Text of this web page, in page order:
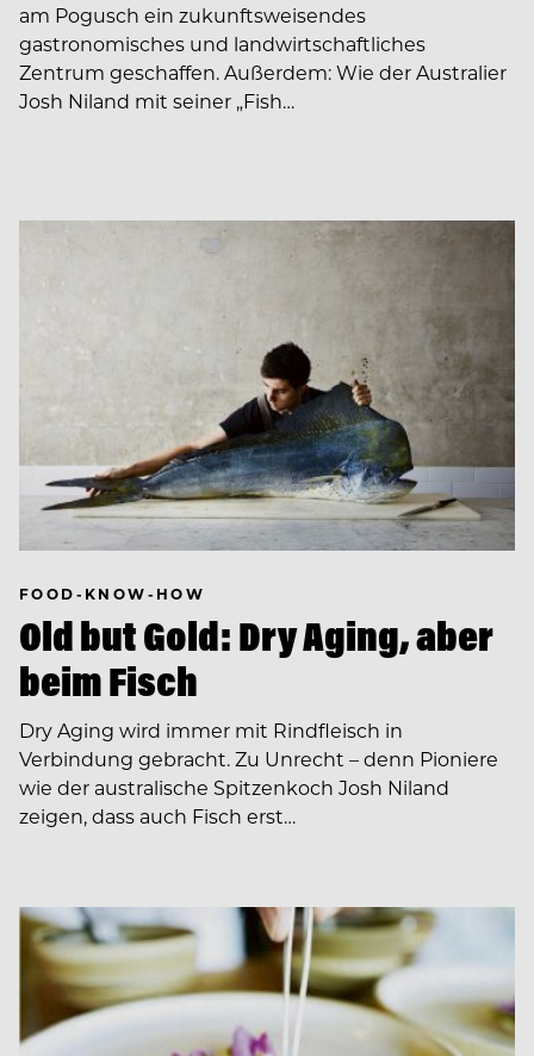
am Pogusch ein zukunftsweisendes
gastronomisches und landwirtschaftliches
Zentrum geschaffen. Außerdem: Wie der Australier
Josh Niland mit seiner „Fish…
FOOD-KNOW-HOW
Old but Gold: Dry Aging, aber
beim Fisch
Dry Aging wird immer mit Rindfleisch in
Verbindung gebracht. Zu Unrecht – denn Pioniere
wie der australische Spitzenkoch Josh Niland
zeigen, dass auch Fisch erst…